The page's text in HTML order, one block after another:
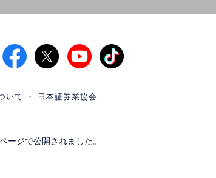
いて
日本証券業協会
ージで公開されました。